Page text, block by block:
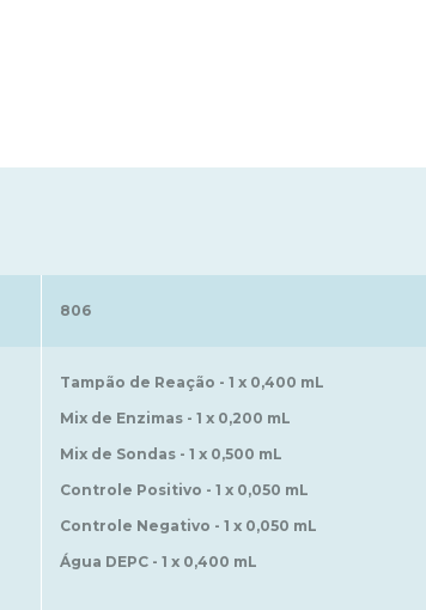
806
Tampão de Reação - 1 x 0,400 mL
Mix de Enzimas - 1 x 0,200 mL
Mix de Sondas - 1 x 0,500 mL
Controle Positivo - 1 x 0,050 mL
Controle Negativo - 1 x 0,050 mL
Água DEPC - 1 x 0,400 mL